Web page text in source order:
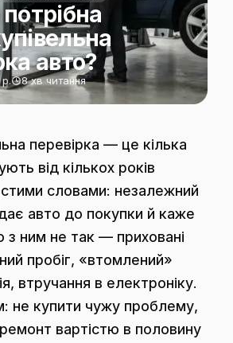
авто?
р. 8 хв читання
перевірка — це кілька
від кількох років
словами: незалежний
авто до покупки й каже
ним не так — приховані
пробіг, «втомлений»
втручання в електроніку.
не купити чужу проблему,
вартістю в половину